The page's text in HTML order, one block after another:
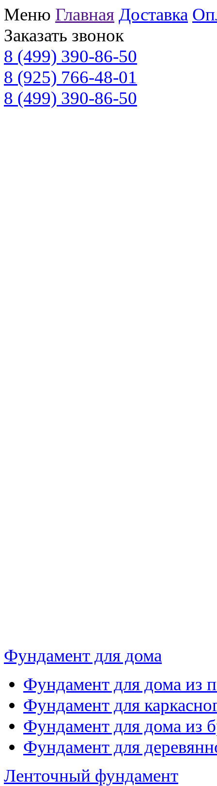
Меню Главная Доставка
Заказать звонок
8 (499) 390-86-50
8 (925) 766-48-01
8 (499) 390-86-50
Фундамент для дома
Фундамент для дома из
Фундамент для
Фундамент для дома из
Фундамент для
Ленточный фундамент